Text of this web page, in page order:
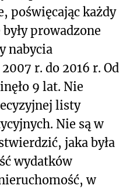
poświęcając każdy
prowadzone
nabycia
r. do 2016 r. Od
9 lat. Nie
listy
Nie są w
jaka była
wydatków
w